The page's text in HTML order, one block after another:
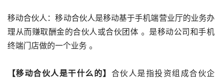
移动合伙人：移动合伙人是移动基于手机端营业厅的业务办
理从而赚取酬金的合伙人或合伙团体 。是移动公司和手机
终端门店做的一个业务 。
【移动合伙人是干什么的】 合伙人是指投资组成合伙企